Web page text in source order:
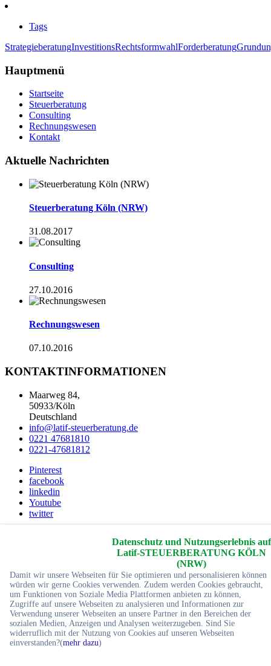
Tags
StrategieberatungInvestitionsRechtsformwahlForderberatung
Hauptmenü
Startseite
Steuerberatung
Consulting
Rechnungswesen
Kontakt
Aktuelle Nachrichten
Steuerberatung Köln (NRW)
31.08.2017
Consulting
27.10.2016
Rechnungswesen
07.10.2016
KONTAKTINFORMATIONEN
Maarweg 84,
50933/Köln
Deutschland
info@latif-steuerberatung.de
0221 47681810
0221-47681812
Pinterest
facebook
linkedin
Youtube
twitter
Sitemap
Referenzen
Kontakt
Datenschutz und Nutzungserlebnis auf
Latif-STEUERBERATUNG KÖLN
(NRW)
Damit wir unsere Webseiten für Sie optimieren und personalisieren können
würden wir gerne Cookies verwenden. Zudem werden Cookies gebraucht,
um Funktionen von Soziale Media Plattformen anbieten zu können,
Zugriffe auf unsere Webseiten zu analysieren und Informationen zur
Verwendung unserer Webseiten an unsere Partner in den Bereichen der
sozialen Medien, Anzeigen und Analysen weiterzugeben. Sind Sie
widerruflich mit der Nutzung von Cookies auf unseren Webseiten
einverstanden?(mehr dazu)